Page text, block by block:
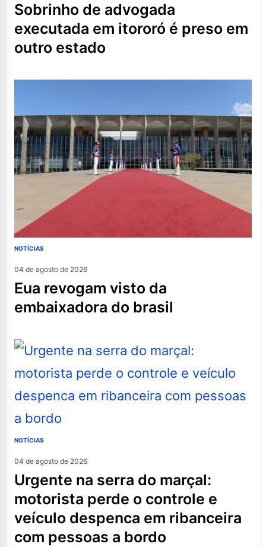
sobrinho de advogada
executada em itororó é preso em
outro estado
NOTÍCIAS
04 de agosto de 2026
eua revogam visto da
embaixadora do brasil
NOTÍCIAS
04 de agosto de 2026
urgente na serra do marçal:
motorista perde o controle e
veículo despenca em ribanceira
com pessoas a bordo